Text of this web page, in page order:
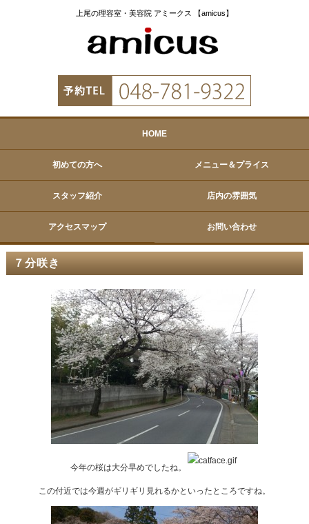
上尾の理容室・美容院 アミークス 【amicus】
HOME
初めての方へ メニュー＆プライス
スタッフ紹介 店内の雰囲気
アクセスマップ お問い合わせ
７分咲き
今年の桜は大分早めでしたね。
この付近では今週がギリギリ見れるかといったところですね。